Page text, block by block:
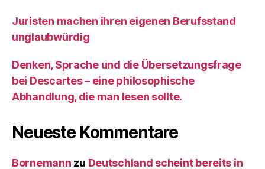
Juristen machen ihren eigenen Berufsstand
unglaubwürdig
Denken, Sprache und die Übersetzungsfrage
bei Descartes – eine philosophische
Abhandlung, die man lesen sollte.
Neueste Kommentare
Bornemann zu Deutschland scheint bereits in